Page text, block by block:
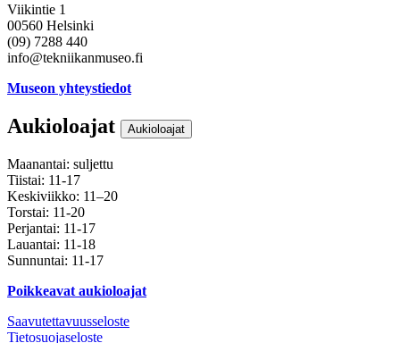
Viikintie 1
00560 Helsinki
(09) 7288 440
info@tekniikanmuseo.fi
Museon yhteystiedot
Aukioloajat Aukioloajat
Maanantai: suljettu
Tiistai: 11-17
Keskiviikko: 11–20
Torstai: 11-20
Perjantai: 11-17
Lauantai: 11-18
Sunnuntai: 11-17
Poikkeavat aukioloajat
Saavutettavuusseloste
Tietosuojaseloste